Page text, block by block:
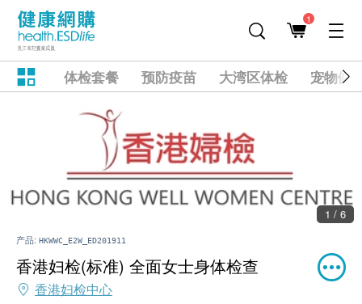
1
体检套餐 预防疫苗 大湾区体检 宠物健
1 / 6
产品: HKWWC_E2W_ED201911
香港妇检(标准) 全面女士身体检查
香港妇检中心